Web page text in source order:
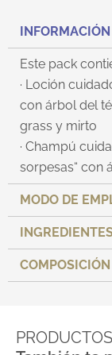
Este pack
· Loción
con árbol del
grass y mirto
· Champú
sorpesas“ con
MODO DE
COMPOSICIÓN